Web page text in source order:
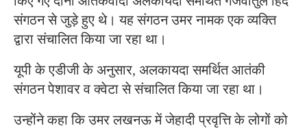
संगठन से जुड़े हुए थे। यह संगठन उमर नामक एक व्यक्ति
द्वारा संचालित किया जा रहा था।
यूपी के एडीजी के अनुसार, अलकायदा समर्थित आतंकी
संगठन पेशावर व क्वेटा से संचालित किया जा रहा था।
उन्होंने कहा कि उमर लखनऊ में जेहादी प्रवृत्ति के लोगों को